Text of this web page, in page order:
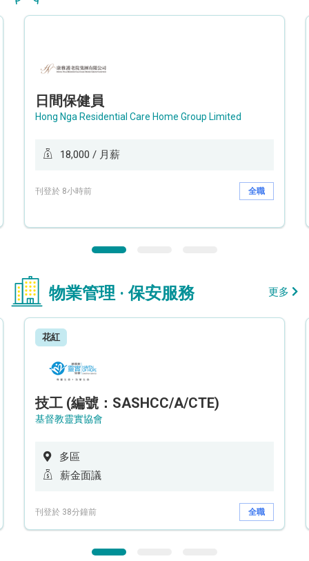
日間保健員
Hong Nga Residential Care Home Group Limited
18,000 / 月薪
刊登於 8小時前 全職
物業管理 · 保安服務 更多
花紅
技工 (編號：SASHCC/A/CTE)
基督教靈實協會
多區
薪金面議
刊登於 38分鐘前 全職